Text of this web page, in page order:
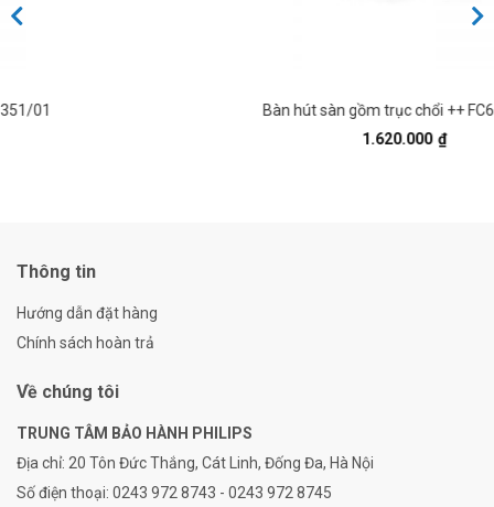
Bàn hút sàn gồm trục chổi ++ FC6728/82
Thông tin
Hướng dẫn đặt hàng
Chính sách hoàn trả
Về chúng tôi
TRUNG TÂM BẢO HÀNH PHILIPS
Địa chỉ: 20 Tôn Đức Thắng, Cát Linh, Đống Đa, Hà Nội
Số điện thoại: 0243 972 8743 - 0243 972 8745